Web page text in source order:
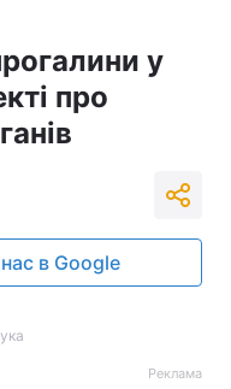
у
про
в Google
Реклама